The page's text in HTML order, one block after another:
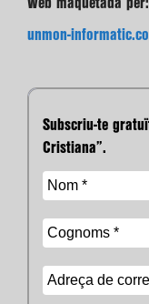
Web maquetada per:
unmon-
Subscriu-te
Cristiana”.